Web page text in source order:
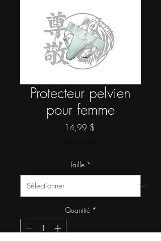
Protecteur pelvien
pour femme
14,99 $Prix
Taille *
Quantité *